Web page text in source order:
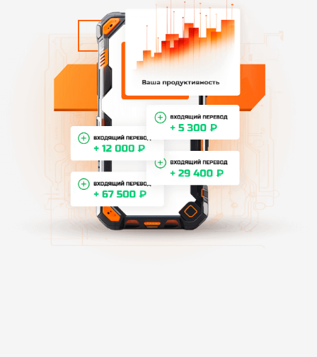
СКИДКА-60%
Пройти обучение